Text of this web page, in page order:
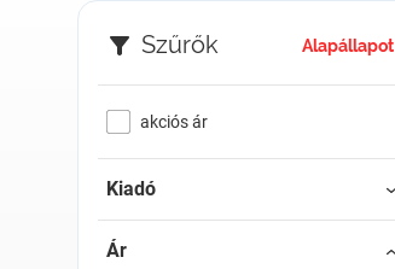
Szűrők Alapállapot
akciós ár
Kiadó
Ár